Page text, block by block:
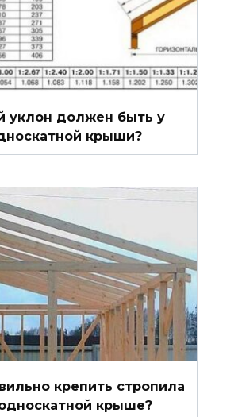
уклон должен быть у
крыши?
крепить стропила
крыше?